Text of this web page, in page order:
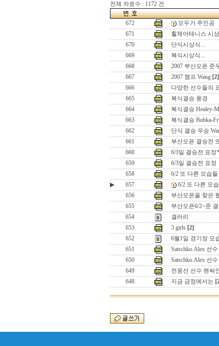
전체 자료수 : 1172 건
672
모두가 주인공
671
휠체어테니스 시
670
단식시상식...
669
복식시상식...
668
2007 부산오픈 준
667
2007 챔프 Wang [2]
666
다양한 선수들의
665
복식결승 풍경
664
복식결승 Healey-
663
복식결승 Bubka-
662
단식 결승 우승
661
부산오픈 결승전
660
6/3일 결승전 표
659
6/3일 결승전 표정
658
6/2 또 다른 모습들
▶
657
6/2 또 다른 모
656
부산오픈을 찾은
655
부산오픈6/2~준
654
갤러리
653
3 girls [2]
652
6월1일 경기장 모
651
Satschko.Alex 선수
650
Satschko.Alex 선수
649
전웅선 선수 펜싸
648
지금 금정에서는